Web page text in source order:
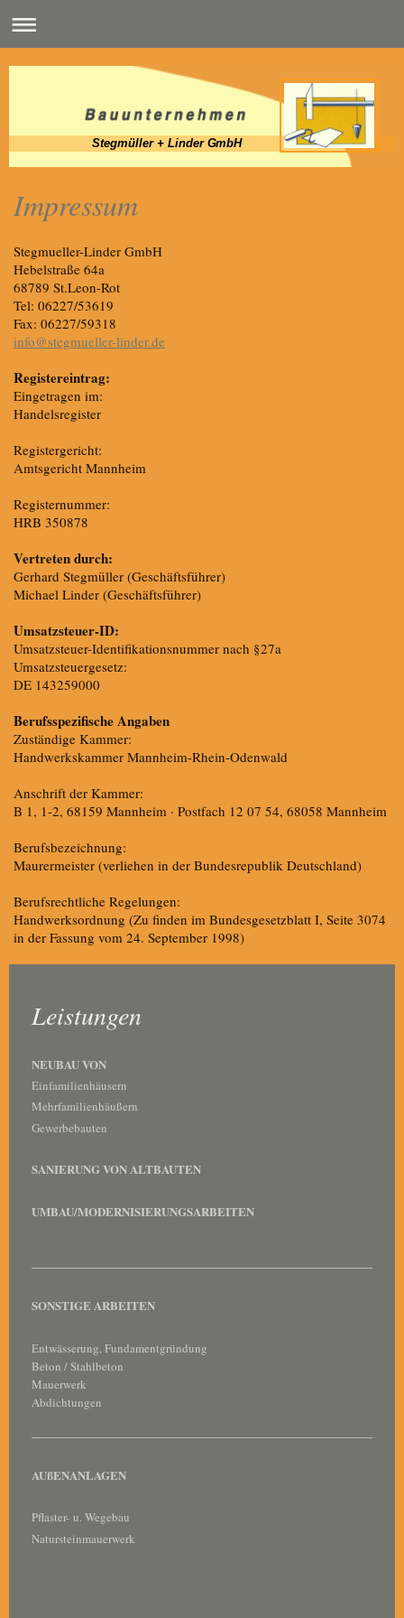
Stegmüller + Linder GmbH
Impressum
Stegmueller-Linder GmbH
Hebelstraße 64a
68789 St.Leon-Rot
Tel: 06227/53619
Fax: 06227/59318
info@stegmueller-linder.de
Registereintrag:
Eingetragen im:
Handelsregister
Registergericht:
Amtsgericht Mannheim
Registernummer:
HRB 350878
Vertreten durch:
Gerhard Stegmüller (Geschäftsführer)
Michael Linder (Geschäftsführer)
Umsatzsteuer-ID:
Umsatzsteuer-Identifikationsnummer nach §27a
Umsatzsteuergesetz:
DE 143259000
Berufsspezifische Angaben
Zuständige Kammer:
Handwerkskammer Mannheim-Rhein-Odenwald
Anschrift der Kammer:
B 1, 1-2, 68159 Mannheim · Postfach 12 07 54, 68058 Mannheim
Berufsbezeichnung:
Maurermeister (verliehen in der Bundesrepublik Deutschland)
Berufsrechtliche Regelungen:
Handwerksordnung (Zu finden im Bundesgesetzblatt I, Seite 3074
in der Fassung vom 24. September 1998)
Leistungen
NEUBAU VON
Einfamilienhäusern
Mehrfamilienhäußern
Gewerbebauten
SANIERUNG VON ALTBAUTEN
UMBAU/MODERNISIERUNGSARBEITEN
SONSTIGE ARBEITEN
Entwässerung, Fundamentgründung
Beton / Stahlbeton
Mauerwerk
Abdichtungen
AUßENANLAGEN
Pflaster- u. Wegebau
Natursteinmauerwerk